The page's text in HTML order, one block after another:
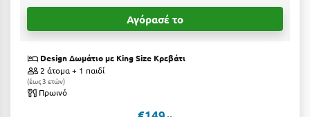
Καλαμάτα
Κάλαμος
Καλαμπάκα
Κάλυμνος
Αγόρασέ το
Design Δωμάτιο με Κing Size Kρεβάτι
2 άτομα + 1 παιδί
έως 3 ετών
Πρωινό